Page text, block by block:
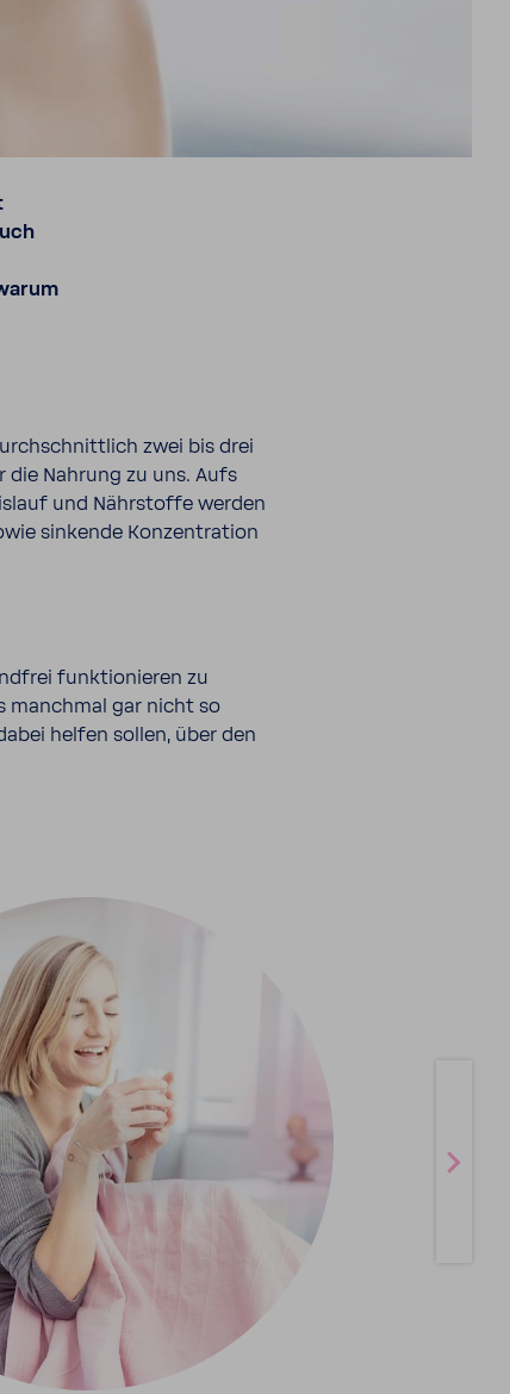
zwei bis drei
die Nahrung zu uns. Aufs
und Nähr­stoffe werden
sinkende Konzen­tra­tion
funk­tio­nieren zu
manchmal gar nicht so
helfen sollen, über den